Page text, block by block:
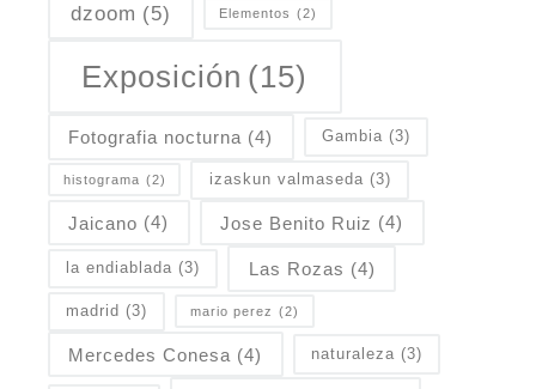
dzoom (5) Elementos (2)
Exposición (15)
Fotografia nocturna (4) Gambia (3)
histograma (2) izaskun valmaseda (3)
Jaicano (4) Jose Benito Ruiz (4)
la endiablada (3) Las Rozas (4)
madrid (3) mario perez (2)
Mercedes Conesa (4) naturaleza (3)